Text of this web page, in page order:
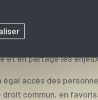
Régional
Personnes
et en partage les
égal accès des
commun, en